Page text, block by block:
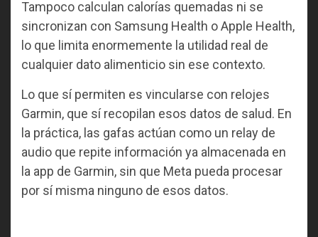
Tampoco calculan calorías quemadas ni se
sincronizan con Samsung Health o Apple Health,
lo que limita enormemente la utilidad real de
cualquier dato alimenticio sin ese contexto.
Lo que sí permiten es vincularse con relojes
Garmin, que sí recopilan esos datos de salud. En
la práctica, las gafas actúan como un relay de
audio que repite información ya almacenada en
la app de Garmin, sin que Meta pueda procesar
por sí misma ninguno de esos datos.